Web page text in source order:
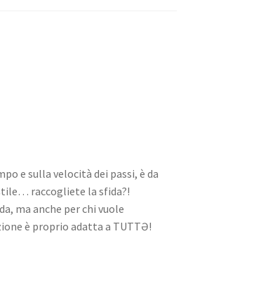
e sulla velocità dei passi, è da
raccogliete la sfida?!
ma anche per chi vuole
è proprio adatta a TUTTƏ!